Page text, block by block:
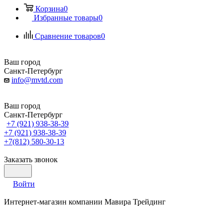
Корзина0
Избранные товары0
Сравнение товаров0
Ваш город
Санкт-Петербург
info@mvtd.com
Ваш город
Санкт-Петербург
+7 (921) 938-38-39
+7 (921) 938-38-39
+7(812) 580-30-13
Заказать звонок
Войти
Интернет-магазин компании Мавира Трейдинг